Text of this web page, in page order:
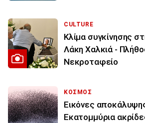
CULTURE
Κλίμα συγκίνησης
Λάκη Χαλκιά -
Νεκροταφείο
ΚΟΣΜΟΣ
Εικόνες
Εκατομμύρια